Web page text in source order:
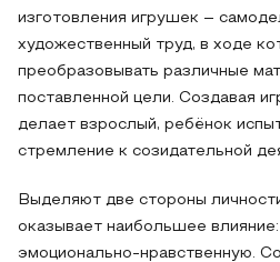
изготовления игрушек –
художественный труд, в ходе
преобразовывать различные
поставленной цели. Создавая
делает взрослый, ребёнок
стремление к созидательной
Выделяют две стороны
оказывает наибольшее
эмоционально-нравственную.